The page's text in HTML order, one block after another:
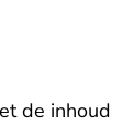
de inhoud